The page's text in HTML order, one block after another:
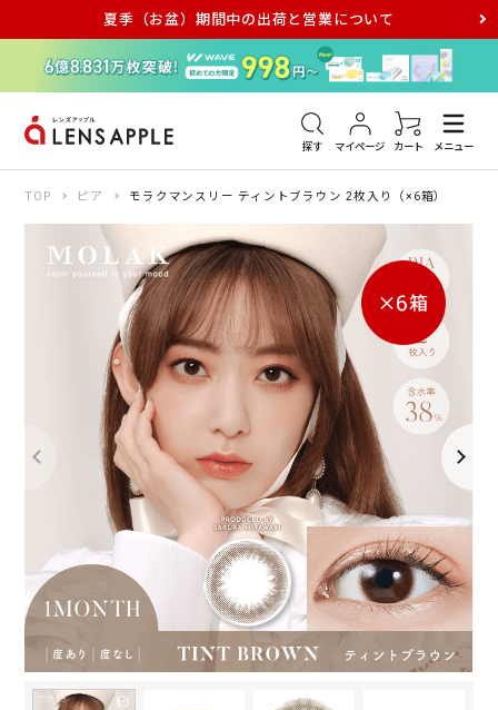
夏季（お盆）期間中の出荷と営業について
探す マイページ カート メニュー
アキュビュー メダリスト メガネ
TOP ピア モラクマンスリー ティントブラウン 2枚入り（×6箱）